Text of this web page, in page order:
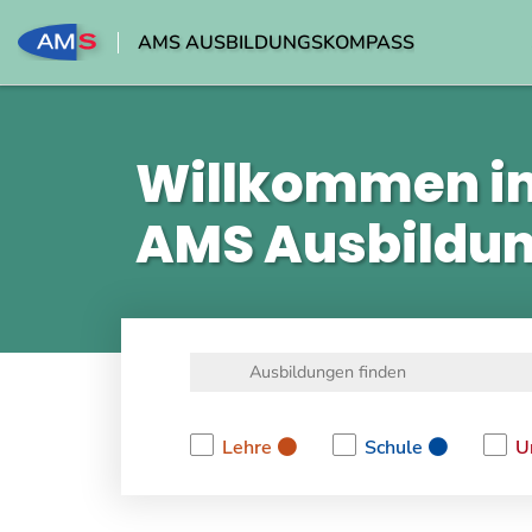
AMS AUSBILDUNGSKOMPASS
Willkommen
AMS
Lehre
Schule